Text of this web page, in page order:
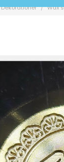
Dekorationer Wax